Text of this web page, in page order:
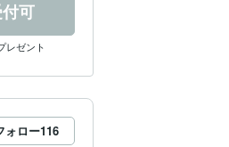
可
レゼント
ォロー116